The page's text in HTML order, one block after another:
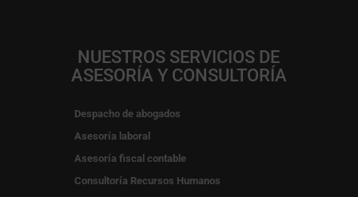
NUESTROS SERVICIOS DE
ASESORÍA Y CONSULTORÍA
Despacho de abogados
Asesoría laboral
Asesoría fiscal contable
Consultoría Recursos Humanos